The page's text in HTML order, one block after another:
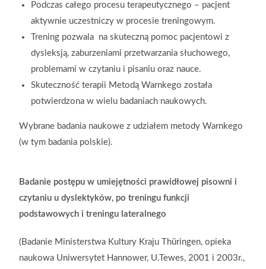
Podczas całego procesu terapeutycznego – pacjent
aktywnie uczestniczy w procesie treningowym.
Trening pozwala na skuteczną pomoc pacjentowi z
dysleksją, zaburzeniami przetwarzania słuchowego,
problemami w czytaniu i pisaniu oraz nauce.
Skuteczność terapii Metodą Warnkego została
potwierdzona w wielu badaniach naukowych.
Wybrane badania naukowe z udziałem metody Warnkego
(w tym badania polskie).
Badanie postępu w umiejętności prawidłowej pisowni i
czytaniu u dyslektyków, po treningu funkcji
podstawowych i treningu lateralnego
(Badanie Ministerstwa Kultury Kraju Thüringen, opieka
naukowa Uniwersytet Hannower, U.Tewes, 2001 i 2003r.,